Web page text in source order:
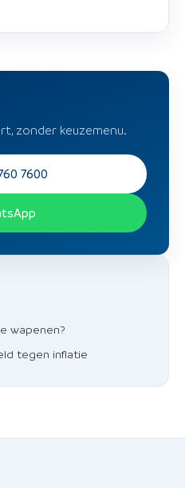
wapenen?
tegen inflatie
zonder keuzemenu.
7600